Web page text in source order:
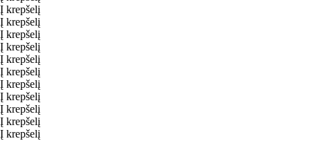
Į krepšelį
Į krepšelį
Į krepšelį
Į krepšelį
Į krepšelį
Į krepšelį
Į krepšelį
Į krepšelį
Į krepšelį
Į krepšelį
Į krepšelį